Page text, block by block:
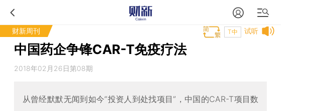
财新周刊 试听
T中
中国药企争锋CAR-T免疫疗法
2018年02月26日第08期
从曾经默默无闻到如今“投资人到处找项目”，中国的CAR-T项目数